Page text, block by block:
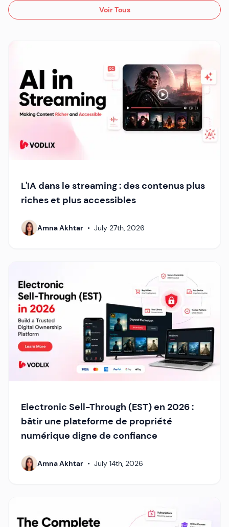
Voir Tous
L'IA dans le streaming : des contenus plus
riches et plus accessibles
Amna Akhtar • July 27th, 2026
Electronic Sell-Through (EST) en 2026 :
bâtir une plateforme de propriété
numérique digne de confiance
Amna Akhtar • July 14th, 2026